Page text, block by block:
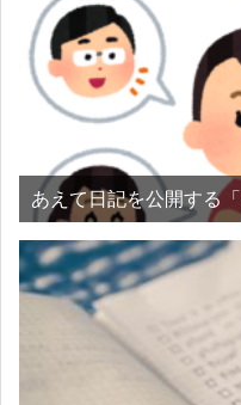
あえて日記を公開する